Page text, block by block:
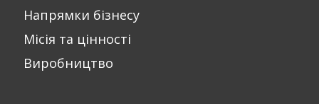
Напрямки бізнесу
Місія та цінності
Виробництво